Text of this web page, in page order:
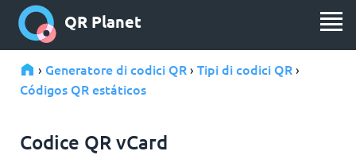
QR Planet
› Generatore di codici QR › Tipi di codici QR ›
Códigos QR estáticos
Codice QR vCard